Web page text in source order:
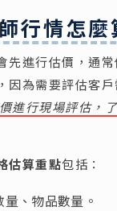
行情怎麼
先進行估價，通
因為需要評估客
進行現場評估，
估算重點包括：
、物品數量。